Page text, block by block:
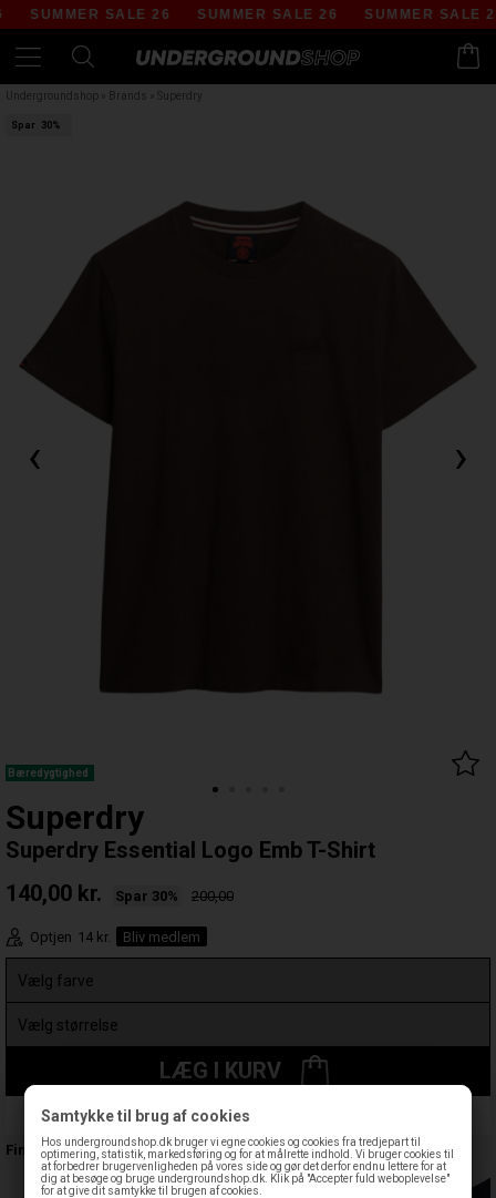
Samtykke til brug af cookies
Hos undergroundshop.dk bruger vi egne cookies og cookies fra tredjepart til
optimering, statistik, markedsføring og for at målrette indhold. Vi bruger cookies til
at forbedrer brugervenligheden på vores side og gør det derfor endnu lettere for at
dig at besøge og bruge undergroundshop.dk. Klik på "Accepter fuld weboplevelse"
for at give dit samtykke til brugen af cookies.
SUMMER SALE 26 SUMMER SALE 26 SUMMER SALE 26
Undergroundshop Brands Superdry
Bæredygtighed
Spar 30%
‹ ›
Superdry
Superdry Essential Logo Emb T-Shirt
140,00 kr. Spar 30% 200,00
Optjen 14 kr. Bliv medlem
LÆG I KURV
Leveringstid: 1-3 hverdage
Findes også: